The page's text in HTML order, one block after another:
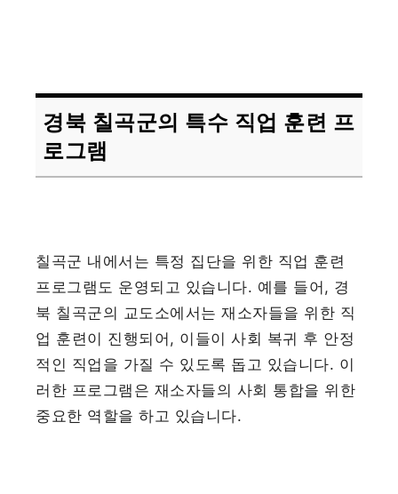
경북 칠곡군의 특수 직업 훈련 프
로그램
칠곡군 내에서는 특정 집단을 위한 직업 훈련
프로그램도 운영되고 있습니다. 예를 들어, 경
북 칠곡군의 교도소에서는 재소자들을 위한 직
업 훈련이 진행되어, 이들이 사회 복귀 후 안정
적인 직업을 가질 수 있도록 돕고 있습니다. 이
러한 프로그램은 재소자들의 사회 통합을 위한
중요한 역할을 하고 있습니다.